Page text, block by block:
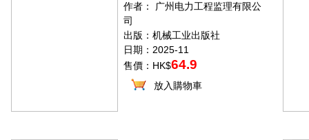
作者： 广州电力工程监理有限公
司
出版：机械工业出版社
日期：2025-11
售價：HK$64.9
放入購物車